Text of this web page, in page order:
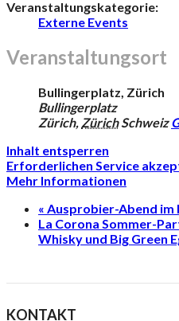
Veranstaltungskategorie:
Externe Events
Veranstaltungsort
Bullingerplatz, Zürich
Bullingerplatz
Zürich, ZürichSchweiz
Inhalt entsperren
Erforderlichen Service
Mehr Informationen
« Ausprobier-Abend im
La Corona Sommer-
Whisky und Big Green
KONTAKT